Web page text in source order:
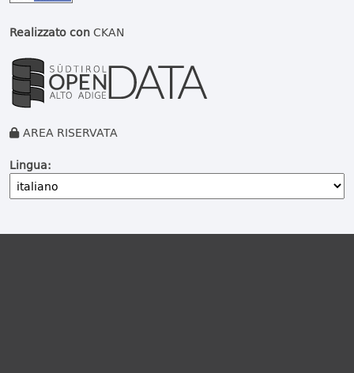
Realizzato conCKAN
AREA RISERVATA
Lingua